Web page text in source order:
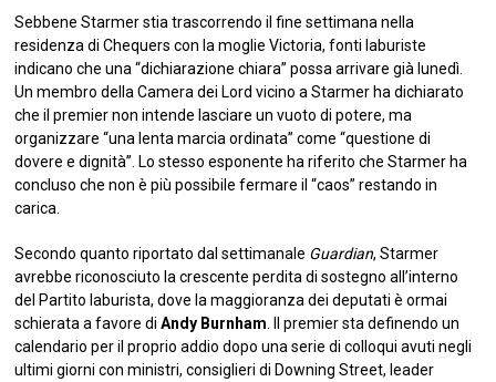
Sebbene Starmer stia trascorrendo il fine settimana nella
residenza di Chequers con la moglie Victoria, fonti laburiste
indicano che una “dichiarazione chiara” possa arrivare già lunedì.
Un membro della Camera dei Lord vicino a Starmer ha dichiarato
che il premier non intende lasciare un vuoto di potere, ma
organizzare “una lenta marcia ordinata” come “questione di
dovere e dignità”. Lo stesso esponente ha riferito che Starmer ha
concluso che non è più possibile fermare il “caos” restando in
carica.
Secondo quanto riportato dal settimanale Guardian, Starmer
avrebbe riconosciuto la crescente perdita di sostegno all’interno
del Partito laburista, dove la maggioranza dei deputati è ormai
schierata a favore diAndy Burnham . Il premier sta definendo un
calendario per il proprio addio dopo una serie di colloqui avuti negli
ultimi giorni con ministri, consiglieri di Downing Street, leader